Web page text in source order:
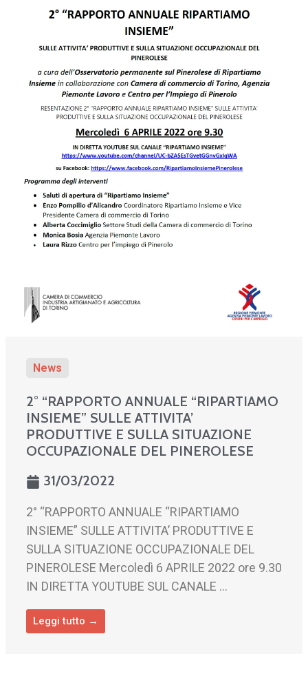
News
2° “RAPPORTO ANNUALE “RIPARTIAMO
INSIEME” SULLE ATTIVITA’
PRODUTTIVE E SULLA SITUAZIONE
OCCUPAZIONALE DEL PINEROLESE
31/03/2022
2° “RAPPORTO ANNUALE “RIPARTIAMO
INSIEME” SULLE ATTIVITA’ PRODUTTIVE E
SULLA SITUAZIONE OCCUPAZIONALE DEL
PINEROLESE Mercoledì 6 APRILE 2022 ore 9.30
IN DIRETTA YOUTUBE SUL CANALE ...
Leggi tutto →